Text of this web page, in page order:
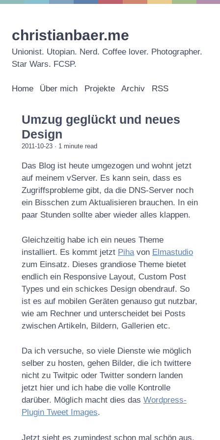
christianbaer.me
Unionist. Utopian. Nerd. Coffee lover. Photographer.
Star Wars. FCSP.
Home Über mich Projekte Archiv RSS
Umzug geglückt und neues
Design
2011-10-23 · 1 minute read
Das Blog ist heute umgezogen und wohnt jetzt
auf meinem vServer. Es kann sein, dass es
Zugriffsprobleme gibt, da die DNS-Server noch
ein Bisschen zum Aktualisieren brauchen. In ein
paar Stunden sollte aber wieder alles klappen.
Gleichzeitig habe ich ein neues Theme
installiert. Es kommt jetzt Pihavon Elmastudio
zum Einsatz. Dieses grandiose Theme bietet
endlich ein Responsive Layout, Custom Post
Types und ein schickes Design obendrauf. So
ist es auf mobilen Geräten genauso gut nutzbar,
wie am Rechner und unterscheidet bei Posts
zwischen Artikeln, Bildern, Gallerien etc.
Da ich versuche, so viele Dienste wie möglich
selber zu hosten, gehen Bilder, die ich twittere
nicht zu Twitpic oder Twitter sondern landen
jetzt hier und ich habe die volle Kontrolle
darüber. Möglich macht dies das Wordpress-
Plugin Tweet Images.
Jetzt sieht es zumindest schon mal schön aus,